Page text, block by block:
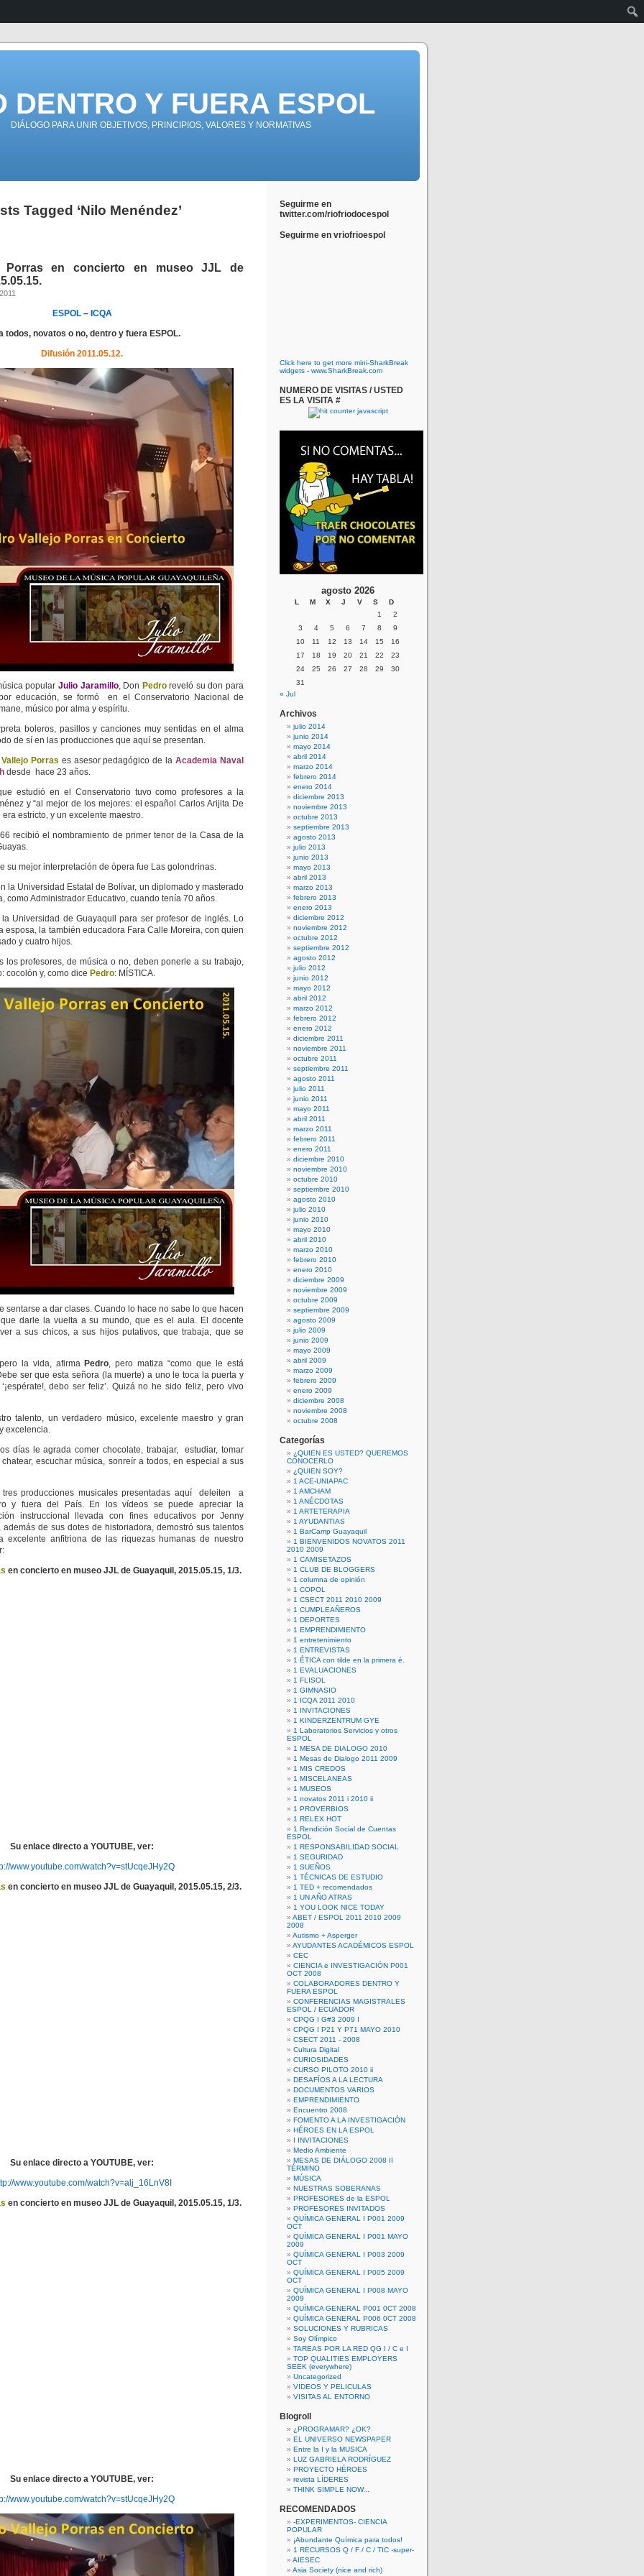
DENTRO Y FUERA ESPOL
DIÁLOGO PARA UNIR OBJETIVOS, PRINCIPIOS, VALORES Y NORMATIVAS
Tagged ‘Nilo Menéndez’
Porras en concierto en museo JJL de
ESPOL – ICQA
todos, novatos o no, dentro y fuera ESPOL.
Difusión 2011.05.12.
popular Julio Jaramillo, Don Pedroreveló su don para
educación, se formó en el Conservatorio Nacional de
músico por alma y espíritu.
boleros, pasillos y canciones muy sentidas en el alma
de sí en las producciones que aquí se presentan.
Porras es asesor pedagógico de laAcademia Naval
desde hace 23 años.
estudió en el Conservatorio tuvo como profesores a la
y “al mejor de los mejores: el español Carlos Arijita De
estricto, y un excelente maestro.
recibió el nombramiento de primer tenor de la Casa de la
su mejor interpretación de ópera fue Las golondrinas.
la Universidad Estatal de Bolívar, un diplomado y masterado
como Administrador Educativo, cuando tenía 70 años.
Universidad de Guayaquil para ser profesor de inglés. Lo
esposa, la también educadora Fara Calle Moreira, con quien
y cuatro hijos.
los profesores, de música o no, deben ponerle a su trabajo,
cocolón y, como dice Pedro: MÍSTICA.
sentarse a dar clases. Cuando lo hace no sabe lo que hacen
darle la vuelta a su mundo, que es el aula. El docente
a sus chicos, a sus hijos putativos, que trabaja, que se
la vida, afirma Pedro, pero matiza “como que le está
ser que esta señora (la muerte) a uno le toca la puerta y
debo ser feliz’. Quizá no he sido feliz, pero vivo
talento, un verdadero músico, excelente maestro y gran
excelencia.
días le agrada comer chocolate, trabajar, estudiar, tomar
chatear, escuchar música, sonreír a todos, en especial a sus
tres producciones musicales presentadas aquí deleiten a
y fuera del País. En los vídeos se puede apreciar la
instruccional llevada con fines educativos por Jenny
además de sus dotes de historiadora, demostró sus talentos
excelente anfitriona de las riquezas humanas de nuestro
en concierto en museo JJL de Guayaquil, 2015.05.15, 1/3.
Su enlace directo a YOUTUBE, ver:
www.youtube.com/watch?v=stUcqeJHy2Q
en concierto en museo JJL de Guayaquil, 2015.05.15, 2/3.
Su enlace directo a YOUTUBE, ver:
www.youtube.com/watch?v=alj_16LnV8I
en concierto en museo JJL de Guayaquil, 2015.05.15, 1/3.
Su enlace directo a YOUTUBE, ver:
www.youtube.com/watch?v=stUcqeJHy2Q
Seguirme en
twitter.com/riofriodocespol
Seguirme en vriofrioespol
Click here to get more mini-SharkBreak
widgets - www.SharkBreak.com
NUMERO DE VISITAS / USTED
ES LA VISITA #
agosto 2026
L M X J V S
D
1
2
3
4 5 6 7 8
9
10
11 12 13 14 15
16
17
18 19 20 21 22
23
24
25 26 27 28 29
30
31
« Jul
Archivos
julio 2014
junio 2014
mayo 2014
abril 2014
marzo 2014
febrero 2014
enero 2014
diciembre 2013
noviembre 2013
octubre 2013
septiembre 2013
agosto 2013
julio 2013
junio 2013
mayo 2013
abril 2013
marzo 2013
febrero 2013
enero 2013
diciembre 2012
noviembre 2012
octubre 2012
septiembre 2012
agosto 2012
julio 2012
junio 2012
mayo 2012
abril 2012
marzo 2012
febrero 2012
enero 2012
diciembre 2011
noviembre 2011
octubre 2011
septiembre 2011
agosto 2011
julio 2011
junio 2011
mayo 2011
abril 2011
marzo 2011
febrero 2011
enero 2011
diciembre 2010
noviembre 2010
octubre 2010
septiembre 2010
agosto 2010
julio 2010
junio 2010
mayo 2010
abril 2010
marzo 2010
febrero 2010
enero 2010
diciembre 2009
noviembre 2009
octubre 2009
septiembre 2009
agosto 2009
julio 2009
junio 2009
mayo 2009
abril 2009
marzo 2009
febrero 2009
enero 2009
diciembre 2008
noviembre 2008
octubre 2008
Categorías
¿QUIEN ES USTED? QUEREMOS
CONOCERLO
¿QUIEN SOY?
1 ACE-UNIAPAC
1 AMCHAM
1 ANÉCDOTAS
1 ARTETERAPIA
1 AYUDANTIAS
1 BarCamp Guayaquil
1 BIENVENIDOS NOVATOS 2011
2010 2009
1 CAMISETAZOS
1 CLUB DE BLOGGERS
1 columna de opinión
1 COPOL
1 CSECT 2011 2010 2009
1 CUMPLEAÑEROS
1 DEPORTES
1 EMPRENDIMIENTO
1 entretenimiento
1 ENTREVISTAS
1 ÉTICA con tilde en la primera é.
1 EVALUACIONES
1 FLISOL
1 GIMNASIO
1 ICQA 2011 2010
1 INVITACIONES
1 KINDERZENTRUM GYE
1 Laboratorios Servicios y otros
ESPOL
1 MESA DE DIALOGO 2010
1 Mesas de Dialogo 2011 2009
1 MIS CREDOS
1 MISCELANEAS
1 MUSEOS
1 novatos 2011 i 2010 ii
1 PROVERBIOS
1 RELEX HOT
1 Rendición Social de Cuentas
ESPOL
1 RESPONSABILIDAD SOCIAL
1 SEGURIDAD
1 SUEÑOS
1 TÉCNICAS DE ESTUDIO
1 TED + recomendados
1 UN AÑO ATRAS
1 YOU LOOK NICE TODAY
ABET / ESPOL 2011 2010 2009
2008
Autismo + Asperger
AYUDANTES ACADÉMICOS ESPOL
CEC
CIENCIA e INVESTIGACIÓN P001
OCT 2008
COLABORADORES DENTRO Y
FUERA ESPOL
CONFERENCIAS MAGISTRALES
ESPOL / ECUADOR
CPQG I G#3 2009 I
CPQG I P21 Y P71 MAYO 2010
CSECT 2011 - 2008
Cultura Digital
CURIOSIDADES
CURSO PILOTO 2010 ii
DESAFÍOS A LA LECTURA
DOCUMENTOS VARIOS
EMPRENDIMIENTO
Encuentro 2008
FOMENTO A LA INVESTIGACIÓN
HÉROES EN LA ESPOL
I INVITACIONES
Medio Ambiente
MESAS DE DIÁLOGO 2008 II
TÉRMINO
MÚSICA
NUESTRAS SOBERANAS
PROFESORES de la ESPOL
PROFESORES INVITADOS
QUÍMICA GENERAL I P001 2009
OCT
QUÍMICA GENERAL I P001 MAYO
2009
QUÍMICA GENERAL I P003 2009
OCT
QUÍMICA GENERAL I P005 2009
OCT
QUÍMICA GENERAL I P008 MAYO
2009
QUÍMICA GENERAL P001 0CT 2008
QUÍMICA GENERAL P006 0CT 2008
SOLUCIONES Y RUBRICAS
Soy Olímpico
TAREAS POR LA RED QG I / C e I
TOP QUALITIES EMPLOYERS
SEEK (everywhere)
Uncategorized
VIDEOS Y PELICULAS
VISITAS AL ENTORNO
Blogroll
¿PROGRAMAR? ¿OK?
EL UNIVERSO NEWSPAPER
Entre la I y la MUSICA
LUZ GABRIELA RODRÍGUEZ
PROYECTO HÉROES
revista LÍDERES
THINK SIMPLE NOW...
RECOMENDADOS
-EXPERIMENTOS- CIENCIA
POPULAR
¡Abundante Química para todos!
1 RECURSOS Q / F / C / TIC -super-
AIESEC
Asia Society (nice and rich)